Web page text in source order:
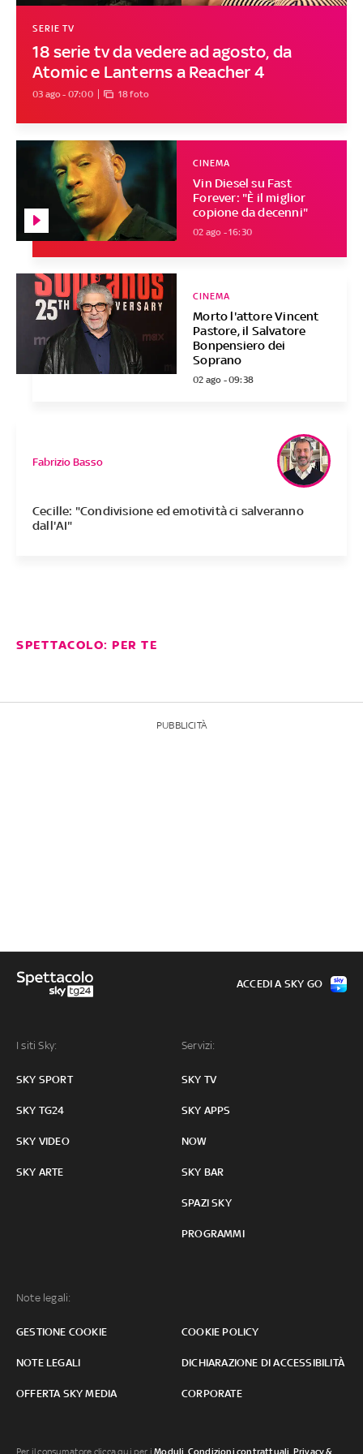
18 serie tv da vedere ad agosto, da
Atomic e Lanterns a Reacher 4
SERIE TV
03 ago - 07:00 18 foto
Vin Diesel su Fast
Forever: "È il miglior
copione da decenni"
CINEMA
02 ago - 16:30
Morto l'attore Vincent
Pastore, il Salvatore
Bonpensiero dei
Soprano
CINEMA
02 ago - 09:38
Cecille: "Condivisione ed emotività ci salveranno
dall'AI"
Fabrizio Basso
SPETTACOLO: PER TE
PUBBLICITÀ
I siti Sky:
SKY SPORT
SKY TG24
SKY VIDEO
SKY ARTE
Servizi:
SKY TV
SKY APPS
NOW
SKY BAR
SPAZI SKY
PROGRAMMI
Note legali:
GESTIONE COOKIE COOKIE POLICY
NOTE LEGALI DICHIARAZIONE DI ACCESSIBILITÀ
OFFERTA SKY MEDIA CORPORATE
ACCEDI A SKY GO
Per il consumatore clicca qui per iModuli, Condizioni contrattuali Privacy &